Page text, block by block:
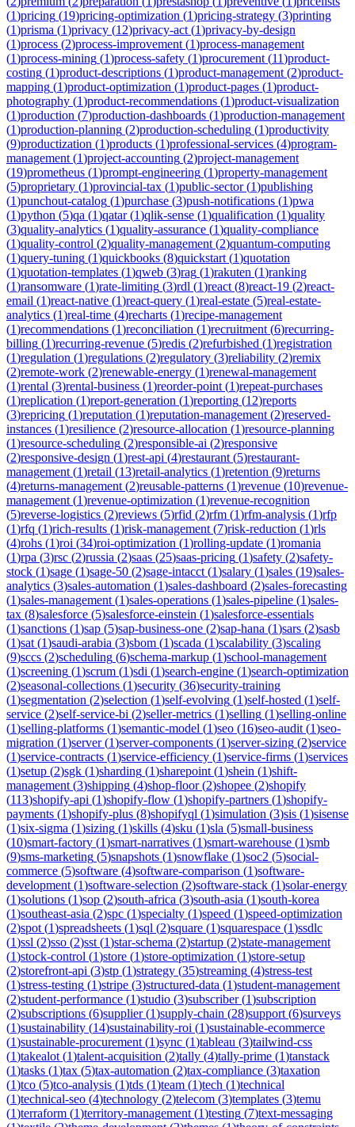
(1)pricing (19)pricing-optimization (1)pricing-strategy (3)printing
(1)prisma (1)privacy (12)privacy-act (1)privacy-by-design
(1)process (2)process-improvement (1)process-management
(1)process-mining (1)process-safety (1)procurement (11)product-
costing (1)product-descriptions (1)product-management (2)product-
mapping (1)product-optimization (1)product-pages (1)product-
photography (1)product-recommendations (1)product-visualization
(1)production (7)production-dashboards (1)production-management
(1)production-planning (2)production-scheduling (1)productivity
(9)productization (1)products (1)professional-services (4)program-
management (1)project-accounting (2)project-management
(19)prometheus (1)prompt-engineering (1)property-management
(5)proprietary (1)provincial-tax (1)public-sector(1)publishing
(1)punchout-catalog (1)purchase (3)push-notifications (1)pwa
(1)python (5)qa (1)qatar(1)qlik-sense (1)qualification (1)quality
(3)quality-analytics (1)quality-assurance (1)quality-compliance
(1)quality-control (2)quality-management (2)quantum-computing
(1)query-tuning (1)quickbooks (8)quickstart (1)quotation
(1)quotation-templates (1)qweb (3)rag (1)rakuten (1)ranking
(1)ransomware (1)rate-limiting (3)rdl (1)react (8)react-19 (2)react-
email (1)react-native (1)react-query (1)real-estate (5)real-estate-
analytics (1)real-time (4)recharts (1)recipe-management
(1)recommendations (1)reconciliation (1)recruitment (6)recurring-
billing (1)recurring-revenue (5)redis (2)refurbished (1)registration
(1)regulation (1)regulations (2)regulatory (3)reliability (2)remix
(2)remote-work (2)renewable-energy (1)renewal-management
(1)rental (3)rental-business (1)reorder-point (1)repeat-purchases
(1)replication (1)report-generation (1)reporting (12)reports
(3)repricing (1)reputation (1)reputation-management (2)reserved-
instances (1)resilience (2)resource-allocation (1)resource-planning
(1)resource-scheduling (2)responsible-ai (2)responsive
(2)responsive-design (1)rest-api (4)restaurant (5)restaurant-
management (1)retail (13)retail-analytics (1)retention (9)returns
(4)returns-management (2)reusable-patterns (1)revenue (10)revenue-
management (1)revenue-optimization (1)revenue-recognition
(5)reverse-logistics (2)reviews (5)rfid (2)rfm (1)rfm-analysis (1)rfp
(1)rfq (1)rich-results (1)risk-management (7)risk-reduction (1)rls
(4)rohs (1)roi (34)roi-optimization (1)rolling-update (1)romania
(1)rpa (3)rsc (2)russia (2)saas (25)saas-pricing (1)safety (2)safety-
stock (1)sage (1)sage-50 (2)sage-intacct (1)salary (1)sales (19)sales-
analytics (3)sales-automation (1)sales-dashboard (2)sales-forecasting
(1)sales-management (1)sales-operations (1)sales-pipeline (1)sales-
tax (8)salesforce (5)salesforce-einstein (1)salesforce-essentials
(1)sanctions (1)sap (5)sap-business-one (2)sap-hana (1)sars (2)sasb
(1)sat (1)saudi-arabia (3)sbom (1)scada (1)scalability (3)scaling
(9)sccs (2)scheduling (6)schema-markup (1)school-management
(1)screening (1)scrum (1)sdi (1)search-engine (1)search-optimization
(2)seasonal-collections (1)security (36)security-training
(1)segmentation (2)selection (1)self-evolving (1)self-hosted (1)self-
service (2)self-service-bi (2)seller-metrics (1)selling (1)selling-online
(1)selling-platforms (1)semantic-model (1)seo (16)seo-audit (1)seo-
migration (1)server(1)server-components (1)server-sizing (2)service
(1)service-contracts (1)service-efficiency (1)service-firms (1)services
(1)setup (2)sgk (1)sharding (1)sharepoint (1)shein (1)shift-
management (3)shipping (4)shop-floor(2)shopee (2)shopify
(113)shopify-api (1)shopify-flow (1)shopify-partners (1)shopify-
payments (1)shopify-plus (8)shopifyql (1)simulation (3)sis (1)sisense
(1)six-sigma (1)sizing (1)skills (4)sku (1)sla (5)small-business
(10)smart-factory (1)smart-narratives (1)smart-warehouse (1)smb
(9)sms-marketing (5)snapshots (1)snowflake (1)soc2 (5)social-
commerce (5)software (4)software-comparison (1)software-
development (1)software-selection (2)software-stack (1)solar-energy
(1)solutions (1)sop (2)south-africa (3)south-asia (1)south-korea
(1)southeast-asia (2)spc (1)specialty (1)speed (1)speed-optimization
(2)spot (1)spreadsheets (1)sql (2)square (1)squarespace (1)ssdlc
(1)ssl (2)sso (2)sst (1)star-schema (2)startup (2)state-management
(1)stock-control (1)store (1)store-optimization (1)store-setup
(2)storefront-api (3)stp (1)strategy (35)streaming (4)stress-test
(1)stress-testing (1)stripe (3)structured-data (1)student-management
(2)student-performance (1)studio (3)subscriber(1)subscription
(2)subscriptions (6)supplier(1)supply-chain (28)support (6)surveys
(1)sustainability (14)sustainability-roi (1)sustainable-ecommerce
(1)sustainable-procurement (1)sync (1)tableau (3)tailwind-css
(1)takealot (1)talent-acquisition (2)tally (4)tally-prime (1)tanstack
(1)tasks (1)tax (5)tax-automation (2)tax-compliance (3)taxation
(1)tco (5)tco-analysis (1)tds (1)team (1)tech (1)technical
(1)technical-seo (4)technology (2)telecom (3)templates (3)temu
(1)terraform (1)territory-management (1)testing (7)text-messaging